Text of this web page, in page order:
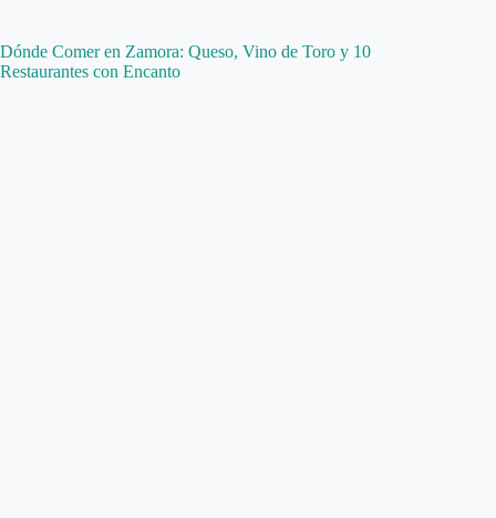
Dónde Comer en Zamora: Queso, Vino de Toro y 10
Restaurantes con Encanto